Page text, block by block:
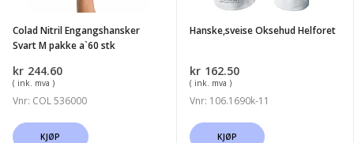
stk
Colad Nitril Engangshansker
Svart M pakke a`60 stk
kr 244.60
( ink. mva )
Vnr: COL 536000
KJØP
Hanske,sveise Oksehud Helforet
kr 162.50
( ink. mva )
Vnr: 106.1690k-11
KJØP